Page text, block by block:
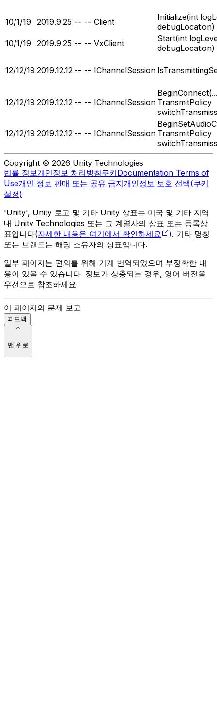
10/1/19 2019.9.25 -- -- Client
Initialize(int
debugLocation)
10/1/19
2019.9.25 -- -- VxClient
Start(int
debugLocation)
12/12/19 2019.12.12 -- -- IChannelSession
12/12/19 2019.12.12 -- -- IChannelSession TransmitPolicy
12/12/19 2019.12.12 -- -- IChannelSession TransmitPolicy
Copyright © 2026 Unity Technologies
법률 정보개인정보 처리방침쿠키Documentation Terms of
Use개인 정보 판매 또는 공유 금지개인정보 보호 선택(쿠키
설정)
'Unity', Unity 로고 및 기타 Unity 상표는 미국 및 기타 지역
내 Unity Technologies 또는 그 계열사의 상표 또는 등록상
표입니다(자세한 내용은 여기에서 확인하세요
). 기타 명칭
또는 브랜드는 해당 소유자의 상표입니다.
일부 페이지는 편의를 위해 기계 번역되었으며 부정확한 내
용이 있을 수 있습니다. 정보가 상충되는 경우, 영어 버전을
우선으로 참조하세요.
이 페이지의 문제 보고
피드백
맨 위로